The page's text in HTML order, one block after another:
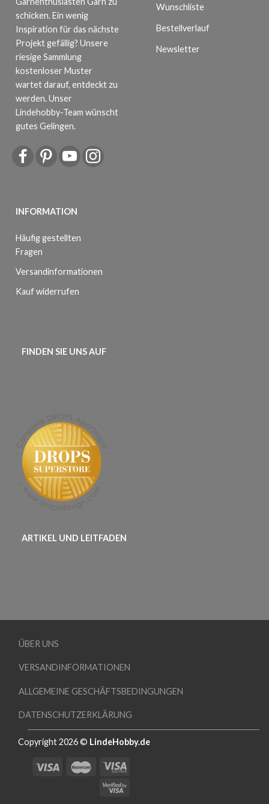
schicken. Ein wenig
Inspiration für das nächste
Projekt gefällig? Unsere
riesige Sammlung
kostenloser Muster
wartet darauf, entdeckt zu
werden. Unser
Lindehobby-Team wünscht
gutes Gelingen.
INFORMATION
Häufig gestellten
Fragen
Versandinformationen
Kauf widerrufen
Wunschliste
Bestellverlauf
Newsletter
FINDEN SIE UNS AUF
ARTIKEL UND LEITFADEN
ÜBER UNS
VERSANDINFORMATIONEN
ALLGEMEINE GESCHÄFTSBEDINGUNGEN
DATENSCHUTZERKLÄRUNG
Copyright 2026 © LindeHobby.de